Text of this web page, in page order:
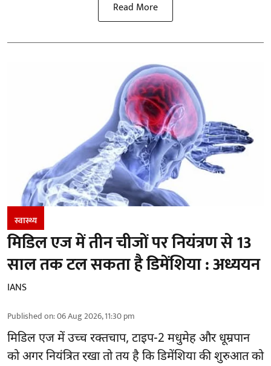
Read More
स्वास्थ्य
मिडिल एज में तीन चीजों पर नियंत्रण से 13
साल तक टल सकता है डिमेंशिया : अध्ययन
IANS
Published on:06 Aug 2026, 11:30 pm
मिडिल एज में उच्च रक्तचाप, टाइप-2 मधुमेह और धूम्रपान
को अगर नियंत्रित रखा तो तय है कि डिमेंशिया की शुरुआत को